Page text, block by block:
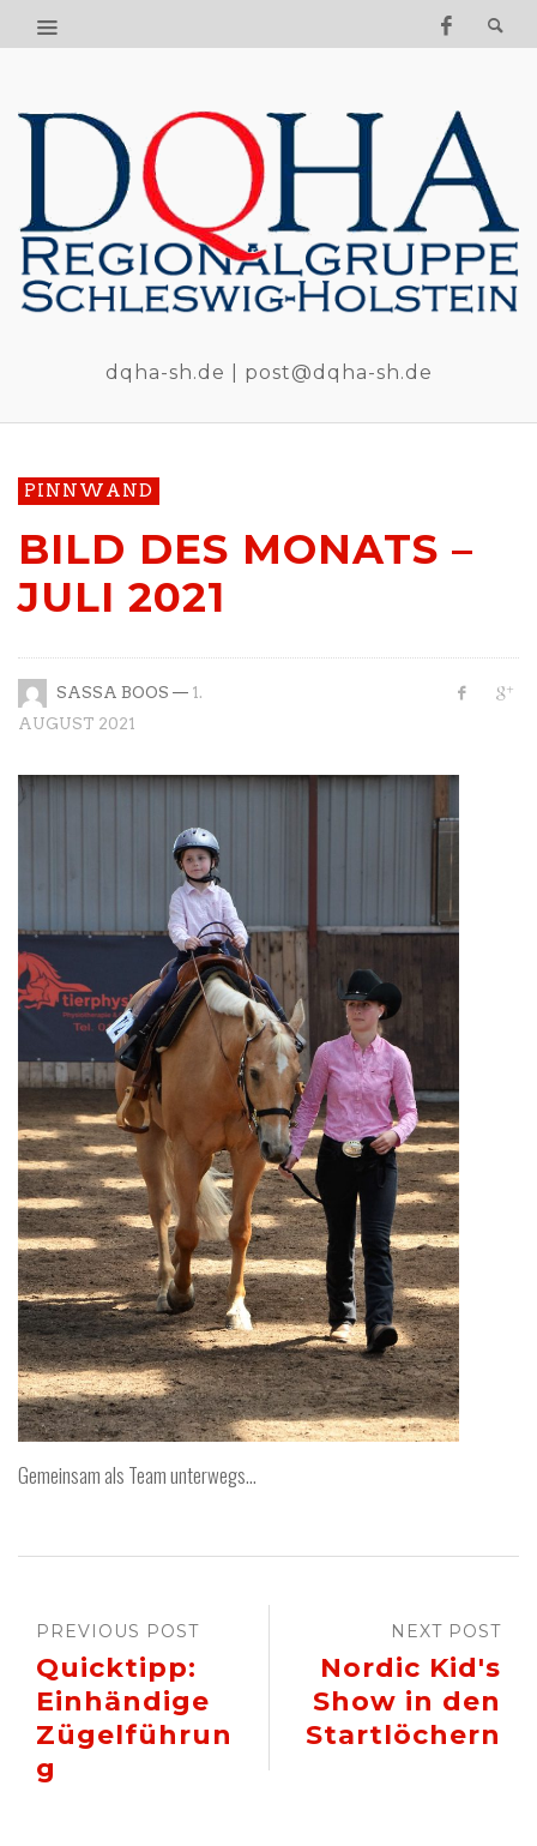
dqha-sh.de | post@dqha-sh.de
PINNWAND
BILD DES MONATS –
JULI 2021
SASSA BOOS — 1.
AUGUST 2021
Gemeinsam als Team unterwegs…
NEXT POST
Nordic Kid's
Show in den
Startlöchern
PREVIOUS POST
Quicktipp:
Einhändige
Zügelführun
g